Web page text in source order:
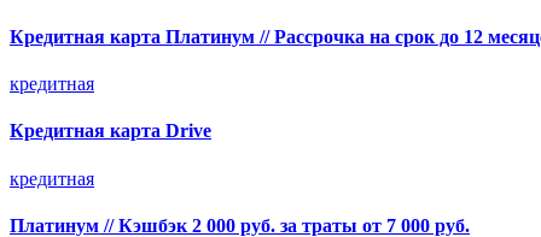
Кредитная карта Платинум // Рассрочка на срок до 12
кредитная
Кредитная карта Drive
кредитная
Платинум // Кэшбэк 2 000 руб. за траты от 7 000 руб.